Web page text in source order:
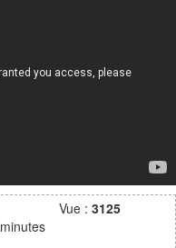
Vue : 3125
minutes